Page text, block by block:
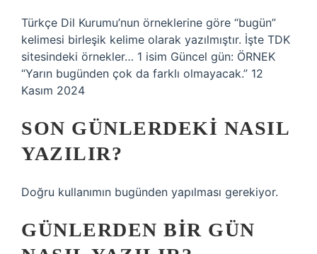
Türkçe Dil Kurumu’nun örneklerine göre “bugün”
kelimesi birleşik kelime olarak yazılmıştır. İşte TDK
sitesindeki örnekler… 1 isim Güncel gün: ÖRNEK
“Yarın bugünden çok da farklı olmayacak.” 12
Kasım 2024
SON GÜNLERDEKI NASIL
YAZILIR?
Doğru kullanımın bugünden yapılması gerekiyor.
GÜNLERDEN BIR GÜN